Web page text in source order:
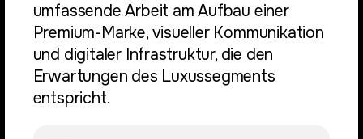
umfassende Arbeit am Aufbau einer
Premium-Marke, visueller Kommunikation
und digitaler Infrastruktur, die den
Erwartungen des Luxussegments
entspricht.